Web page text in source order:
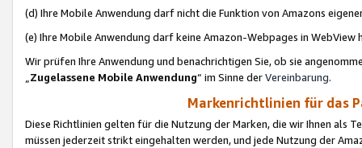
(d) Ihre Mobile Anwendung darf nicht die Funktion von Amazons
(e) Ihre Mobile Anwendung darf keine Amazon-Webpages in WebView
Wir prüfen Ihre Anwendung und benachrichtigen Sie, ob sie
„Zugelassene Mobile Anwendung“ im Sinne derVereinbarung.
Markenrichtlinien für das
Diese Richtlinien gelten für die Nutzung der Marken, die wir Ihnen als
müssen jederzeit strikt eingehalten werden, und jede Nutzung der